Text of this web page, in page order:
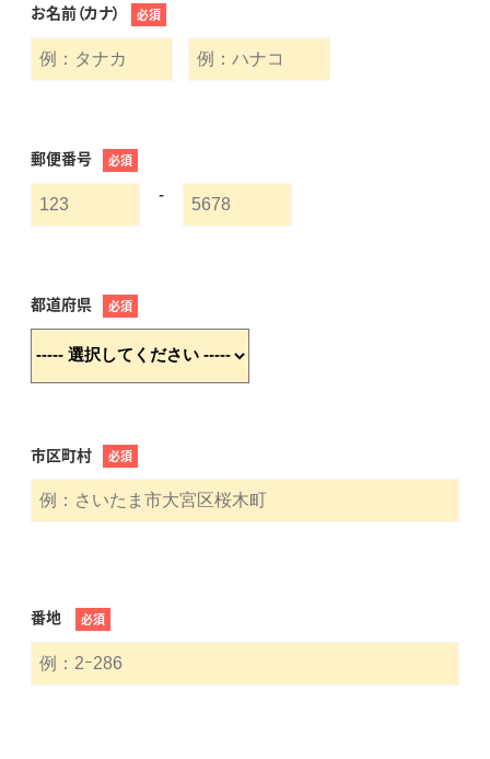
お名前（カナ） 必須
郵便番号 必須
-
都道府県 必須
市区町村 必須
番地 必須